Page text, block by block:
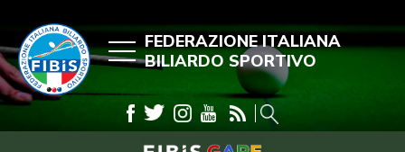
FEDERAZIONE ITALIANA
BILIARDO SPORTIVO